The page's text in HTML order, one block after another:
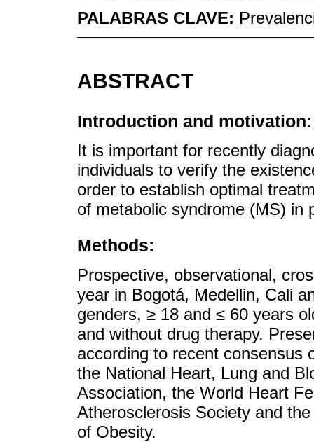
PALABRAS CLAVE:
ABSTRACT
Introduction and motivation:
It is important for recently
individuals to verify the
order to establish optimal
of metabolic syndrome (MS) in
Methods:
Prospective, observational,
year in Bogotá, Medellin, Cali
genders, ≥ 18 and ≤ 60 years
and without drug therapy.
according to recent consensus
the National Heart, Lung and
Association, the World Heart
Atherosclerosis Society and
of Obesity.